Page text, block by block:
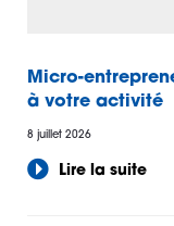
Micro-
à votre activité
8 juillet 2026
Lire la suite